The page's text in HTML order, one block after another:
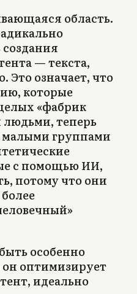
область.
— текста,
Это означает, что
которые
«фабрик
теперь
малыми группами
с помощью ИИ,
потому что они
особенно
оптимизирует
идеально